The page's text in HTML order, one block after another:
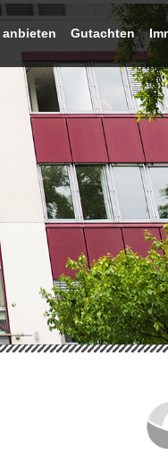
Gutachten